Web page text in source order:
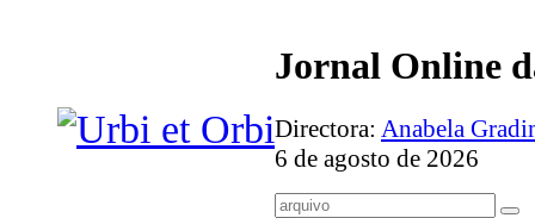
Jornal Online
Directora: Anabela
6 de agosto de 2026